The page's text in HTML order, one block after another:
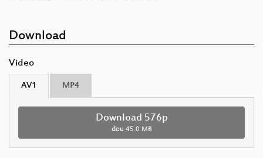
Download
Video
AV1 MP4
Download 576p
deu 45.0 MB